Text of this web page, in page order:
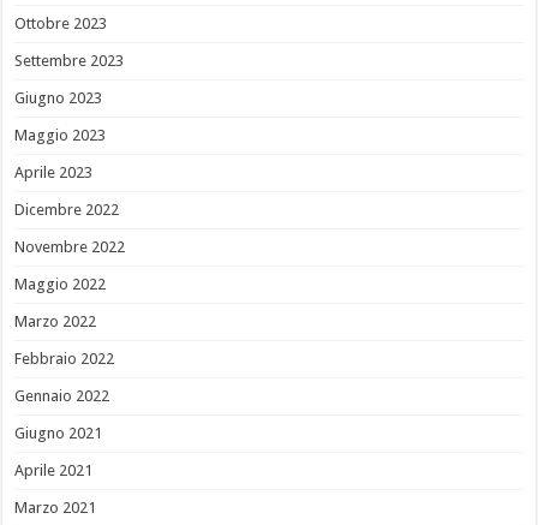
Ottobre 2023
Settembre 2023
Giugno 2023
Maggio 2023
Aprile 2023
Dicembre 2022
Novembre 2022
Maggio 2022
Marzo 2022
Febbraio 2022
Gennaio 2022
Giugno 2021
Aprile 2021
Marzo 2021